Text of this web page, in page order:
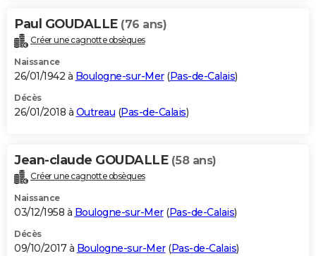
Paul GOUDALLE (76 ans)
Créer une cagnotte obsèques
Naissance
26/01/1942 à Boulogne-sur-Mer(Pas-de-Calais)
Décès
26/01/2018 à Outreau (Pas-de-Calais)
Jean-claude GOUDALLE (58 ans)
Créer une cagnotte obsèques
Naissance
03/12/1958 à Boulogne-sur-Mer(Pas-de-Calais)
Décès
09/10/2017 à Boulogne-sur-Mer(Pas-de-Calais)